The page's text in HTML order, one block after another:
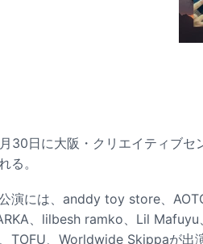
30日に大阪・クリエイティブ
る。
演には、anddy toy store、
、lilbesh ramko、Lil
TOFU、Worldwide Skippaが出